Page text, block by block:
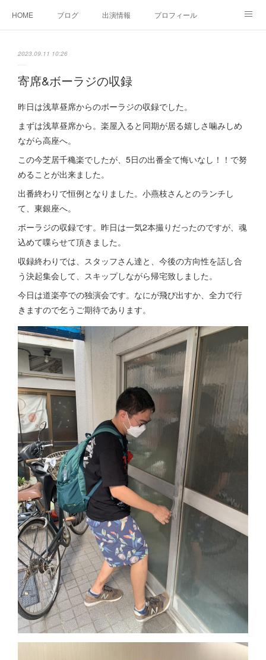
HOME ブログ 出演情報 プロフィール
2023.09.11 10:26
寄席&ボーラジの収録
昨日は浅草昼席からのボーラジの収録でした。
まずは浅草昼席から。楽屋入ると同期が居る嬉しさ噛みしめ
ながら高座へ。
この今芝居千穐楽でしたが、5日の出番全て悔いなし！！で努
めることが出来ました。
出番終わりで恒例となりました。小燕枝さんとのランチし
て、東銀座へ。
ボーラジの収録です。昨日は一気2本撮りだったのですが、魂
込めて喋らせて頂きました。
収録終わりでは、スタッフさん達と、今後の方向性を話し合
う決起集会して、スキップしながら帰宅致しました。
今日は道楽亭での独演会です。なにが飛び出すか、全力で行
きますので乞うご期待であります。